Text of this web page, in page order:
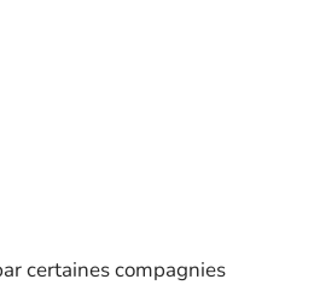
certaines compagnies